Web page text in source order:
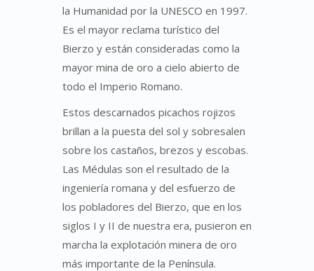
la Humanidad por la UNESCO en 1997.
Es el mayor reclama turístico del
Bierzo y están consideradas como la
mayor mina de oro a cielo abierto de
todo el Imperio Romano.
Estos descarnados picachos rojizos
brillan a la puesta del sol y sobresalen
sobre los castaños, brezos y escobas.
Las Médulas son el resultado de la
ingeniería romana y del esfuerzo de
los pobladores del Bierzo, que en los
siglos I y II de nuestra era, pusieron en
marcha la explotación minera de oro
más importante de la Península.